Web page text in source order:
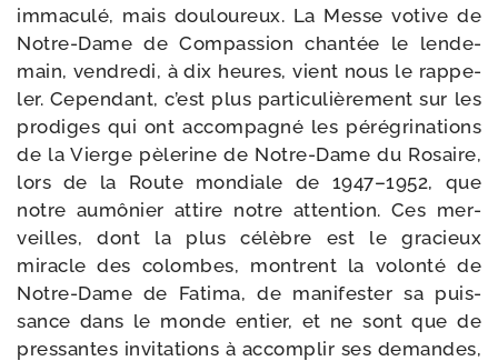
imma­cu­lé, mais dou­lou­reux. La Messe votive de
Notre-​Dame de Compassion chan­tée le len­de­
main, ven­dre­di, à dix heures, vient nous le rap­pe­
ler. Cependant, c’est plus par­ti­cu­liè­re­ment sur les
pro­diges qui ont accom­pa­gné les péré­gri­na­tions
de la Vierge pèle­rine de Notre-​Dame du Rosaire,
lors de la Route mon­diale de 1947–1952, que
notre aumô­nier attire notre atten­tion. Ces mer­
veilles, dont la plus célèbre est le gra­cieux
miracle des colombes, montrent la volon­té de
Notre-​Dame de Fatima, de mani­fes­ter sa puis­
sance dans le monde entier, et ne sont que de
pres­santes invi­ta­tions à accom­plir ses demandes,